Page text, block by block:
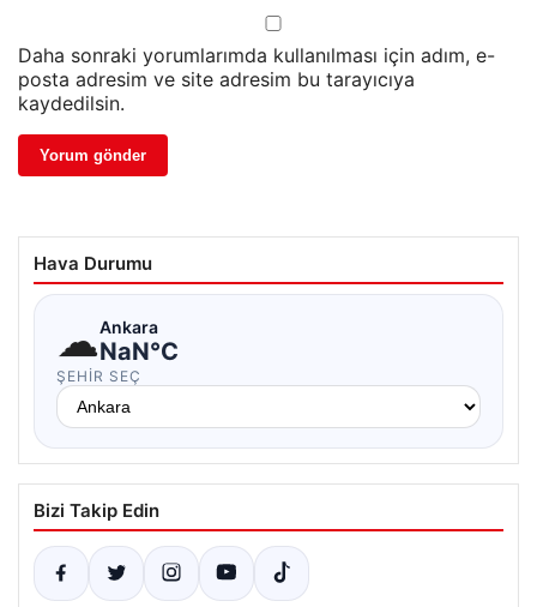
Daha sonraki yorumlarımda kullanılması için adım, e-
posta adresim ve site adresim bu tarayıcıya
kaydedilsin.
Hava Durumu
☁Ankara
NaN°C
ŞEHIR SEÇ
Bizi Takip Edin